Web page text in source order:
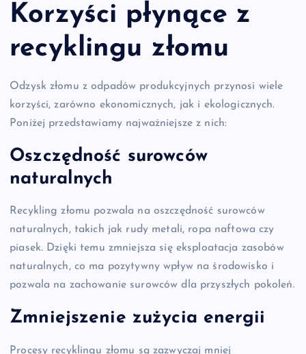
Korzyści płynące z
recyklingu złomu
Odzysk złomu z odpadów produkcyjnych przynosi wiele
korzyści, zarówno ekonomicznych, jak i ekologicznych.
Poniżej przedstawiamy najważniejsze z nich:
Oszczędność surowców
naturalnych
Recykling złomu pozwala na oszczędność surowców
naturalnych, takich jak rudy metali, ropa naftowa czy
piasek. Dzięki temu zmniejsza się eksploatacja zasobów
naturalnych, co ma pozytywny wpływ na środowisko i
pozwala na zachowanie surowców dla przyszłych pokoleń.
Zmniejszenie zużycia energii
Procesy recyklingu złomu są zazwyczaj mniej